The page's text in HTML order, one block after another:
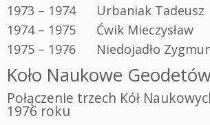
1973 – 1974 Urbaniak Tadeusz
1974 – 1975 Ćwik Mieczysław
1975 – 1976 Niedojadło
Koło Naukowe
Połączenie trzech Kół
1976 roku